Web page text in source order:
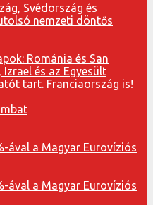
Svédország és
nemzeti döntős
Románia és San
és az Egyesült
tart. Franciaország is!
ával a Magyar Eurovíziós
ával a Magyar Eurovíziós